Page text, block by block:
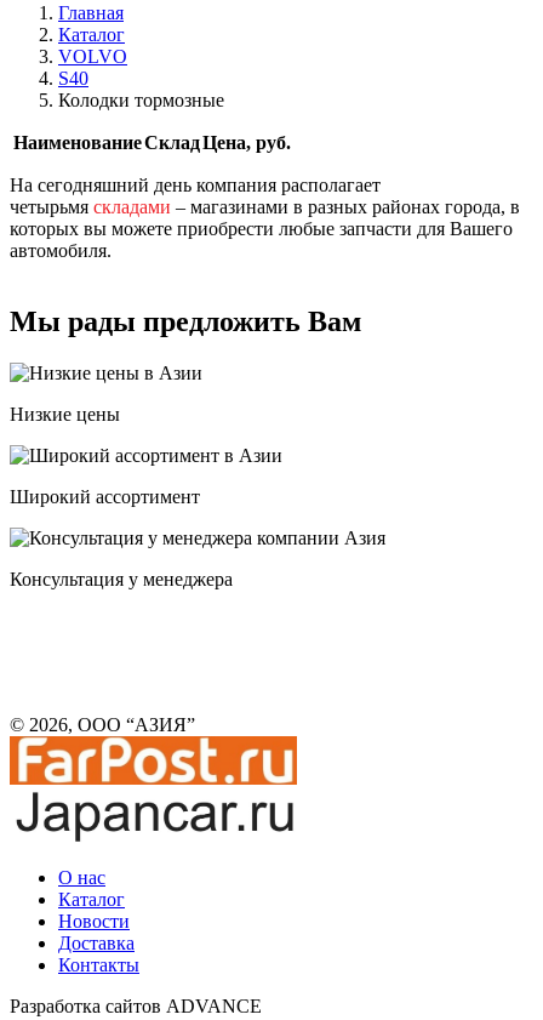
Главная
Каталог
VOLVO
S40
Колодки тормозные
НаименованиеСкладЦена, руб.
На сегодняшний день компания располагает
четырьмя складами – магазинами в разных районах города, в
которых вы можете приобрести любые запчасти для Вашего
автомобиля.
Мы рады предложить Вам
Низкие цены
Широкий ассортимент
Консультация у менеджера
© 2026, ООО “АЗИЯ”
О нас
Каталог
Новости
Доставка
Контакты
Разработка сайтов ADVANCE